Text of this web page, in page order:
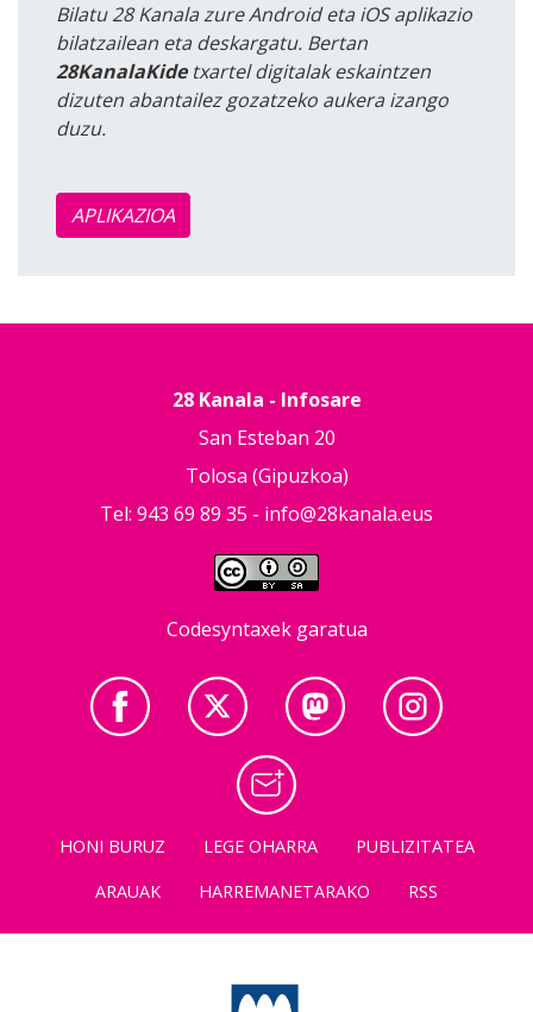
Bilatu 28 Kanala zure Android eta iOS aplikazio
bilatzailean eta deskargatu. Bertan
28KanalaKidetxartel digitalak eskaintzen
dizuten abantailez gozatzeko aukera izango
duzu.
APLIKAZIOA
28 Kanala - Infosare
San Esteban 20
Tolosa (Gipuzkoa)
Tel: 943 69 89 35 - info@28kanala.eus
Codesyntaxek garatua
HONI BURUZ LEGE OHARRA
PUBLIZITATEA
ARAUAK
HARREMANETARAKO RSS